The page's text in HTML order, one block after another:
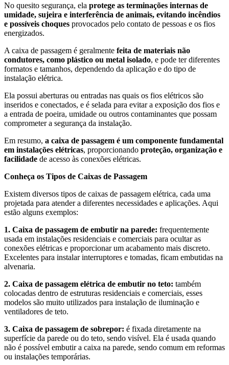
No quesito segurança, ela protege as terminações internas de
umidade, sujeira e interferência de animais, evitando incêndios
e possíveis choques provocados pelo contato de pessoas e os fios
energizados.
A caixa de passagem é geralmente feita de materiais não
condutores, como plástico ou metal isolado, e pode ter diferentes
formatos e tamanhos, dependendo da aplicação e do tipo de
instalação elétrica.
Ela possui aberturas ou entradas nas quais os fios elétricos são
inseridos e conectados, e é selada para evitar a exposição dos fios e
a entrada de poeira, umidade ou outros contaminantes que possam
comprometer a segurança da instalação.
Em resumo, a caixa de passagem é um componente fundamental
em instalações elétricas, proporcionando proteção, organização e
facilidade de acesso às conexões elétricas.
Conheça os Tipos de Caixas de Passagem
Existem diversos tipos de caixas de passagem elétrica, cada uma
projetada para atender a diferentes necessidades e aplicações. Aqui
estão alguns exemplos:
1. Caixa de passagem de embutir na parede: frequentemente
usada em instalações residenciais e comerciais para ocultar as
conexões elétricas e proporcionar um acabamento mais discreto.
Excelentes para instalar interruptores e tomadas, ficam embutidas na
alvenaria.
2. Caixa de passagem elétrica de embutir no teto: também
colocadas dentro de estruturas residenciais e comerciais, esses
modelos são muito utilizados para instalação de iluminação e
ventiladores de teto.
3. Caixa de passagem de sobrepor: é fixada diretamente na
superfície da parede ou do teto, sendo visível. Ela é usada quando
não é possível embutir a caixa na parede, sendo comum em reformas
ou instalações temporárias.